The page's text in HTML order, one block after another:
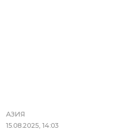
АЗИЯ
15.08.2025, 14:03